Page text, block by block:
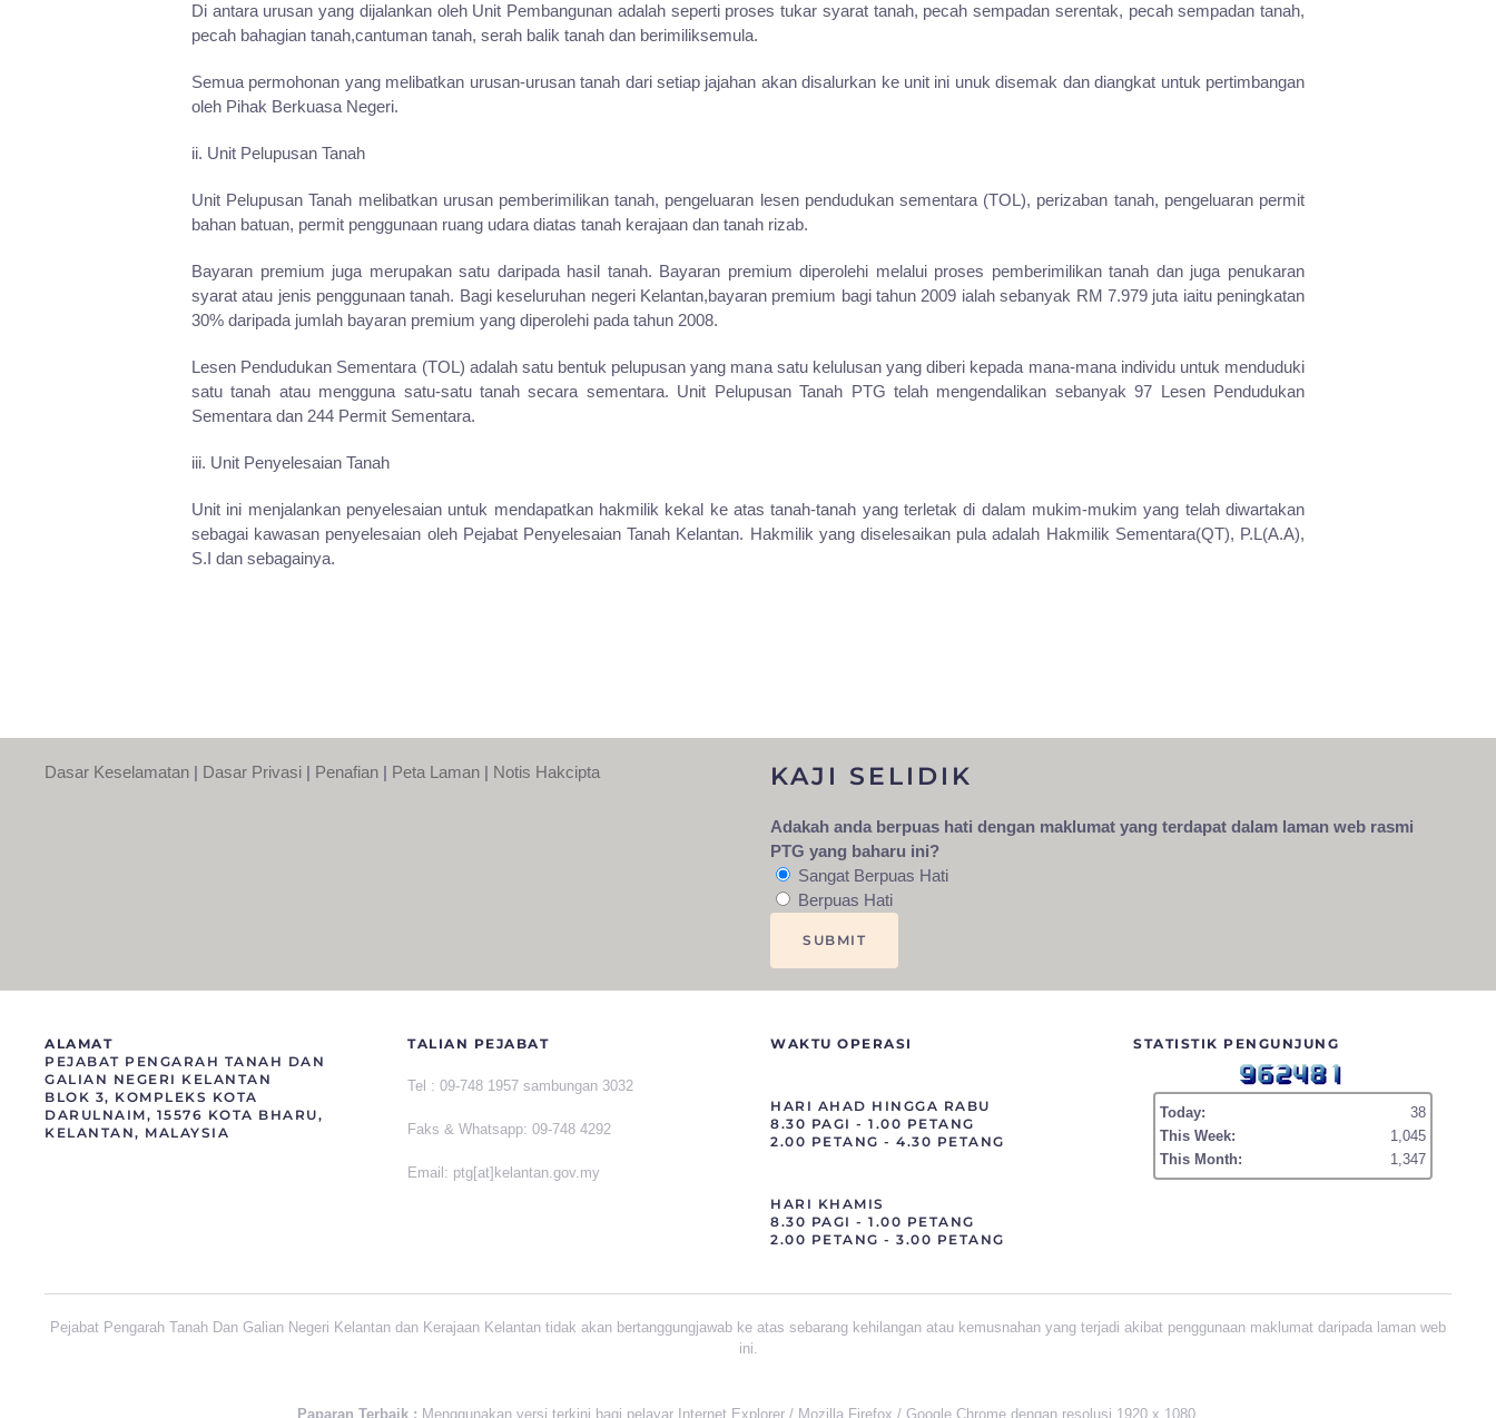
Di antara urusan yang dijalankan oleh Unit Pembangunan adalah seperti proses tukar syarat tanah, pecah sempadan serentak, pecah sempadan tanah,
pecah bahagian tanah,cantuman tanah, serah balik tanah dan berimiliksemula.
Semua permohonan yang melibatkan urusan-urusan tanah dari setiap jajahan akan disalurkan ke unit ini unuk disemak dan diangkat untuk pertimbangan
oleh Pihak Berkuasa Negeri.
ii. Unit Pelupusan Tanah
Unit Pelupusan Tanah melibatkan urusan pemberimilikan tanah, pengeluaran lesen pendudukan sementara (TOL), perizaban tanah, pengeluaran permit
bahan batuan, permit penggunaan ruang udara diatas tanah kerajaan dan tanah rizab.
Bayaran premium juga merupakan satu daripada hasil tanah. Bayaran premium diperolehi melalui proses pemberimilikan tanah dan juga penukaran
syarat atau jenis penggunaan tanah. Bagi keseluruhan negeri Kelantan,bayaran premium bagi tahun 2009 ialah sebanyak RM 7.979 juta iaitu peningkatan
30% daripada jumlah bayaran premium yang diperolehi pada tahun 2008.
Lesen Pendudukan Sementara (TOL) adalah satu bentuk pelupusan yang mana satu kelulusan yang diberi kepada mana-mana individu untuk menduduki
satu tanah atau mengguna satu-satu tanah secara sementara. Unit Pelupusan Tanah PTG telah mengendalikan sebanyak 97 Lesen Pendudukan
Sementara dan 244 Permit Sementara.
iii. Unit Penyelesaian Tanah
Unit ini menjalankan penyelesaian untuk mendapatkan hakmilik kekal ke atas tanah-tanah yang terletak di dalam mukim-mukim yang telah diwartakan
sebagai kawasan penyelesaian oleh Pejabat Penyelesaian Tanah Kelantan. Hakmilik yang diselesaikan pula adalah Hakmilik Sementara(QT), P.L(A.A),
S.I dan sebagainya.
Dasar Keselamatan Dasar Privasi Penafian Peta Laman Notis Hakcipta KAJI SELIDIK
Adakah anda berpuas hati dengan maklumat yang terdapat dalam laman web rasmi
PTG yang baharu ini?
Sangat Berpuas Hati
Berpuas Hati
ALAMAT
PEJABAT PENGARAH TANAH DAN
GALIAN NEGERI KELANTAN
BLOK 3, KOMPLEKS KOTA
DARULNAIM, 15576 KOTA BHARU,
KELANTAN, MALAYSIA
TALIAN PEJABAT
Tel : 09-748 1957 sambungan 3032
Faks & Whatsapp: 09-748 4292
Email: ptg[at]kelantan.gov.my
WAKTU OPERASI
HARI AHAD HINGGA RABU
8.30 PAGI - 1.00 PETANG
2.00 PETANG - 4.30 PETANG
HARI KHAMIS
8.30 PAGI - 1.00 PETANG
2.00 PETANG - 3.00 PETANG
STATISTIK PENGUNJUNG
Today:
38
This Week:
1,045
This Month:
1,347
Pejabat Pengarah Tanah Dan Galian Negeri Kelantan dan Kerajaan Kelantan tidak akan bertanggungjawab ke atas sebarang kehilangan atau kemusnahan yang terjadi akibat penggunaan maklumat daripada laman web
ini.
Paparan Terbaik : Menggunakan versi terkini bagi pelayar Internet Explorer / Mozilla Firefox / Google Chrome dengan resolusi 1920 x 1080.